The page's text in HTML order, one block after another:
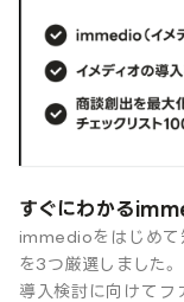
すぐにわかる
immedioをはじめて
を3つ厳選しました。
導入検討に向けてフ